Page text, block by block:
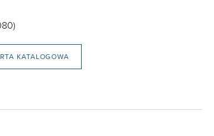
KATALOGOWA